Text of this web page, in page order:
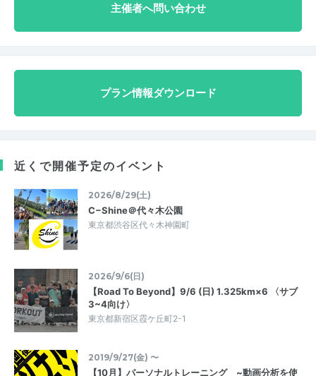
主催者へ問い合わせ
プラン情報ダウンロード
近くで開催予定のイベント
2026/8/29(土)
C−Shine＠代々木公園
東京都渋谷区代々木神園町
2026/9/6(日)
【Road To Beyond】9/6 (日) 1.325km×6 〈サブ
3~4向け〉
東京都新宿区霞ケ丘町2-1
2019/9/27(金) 〜
【10月】パーソナルトレーニング ~動画分析を使